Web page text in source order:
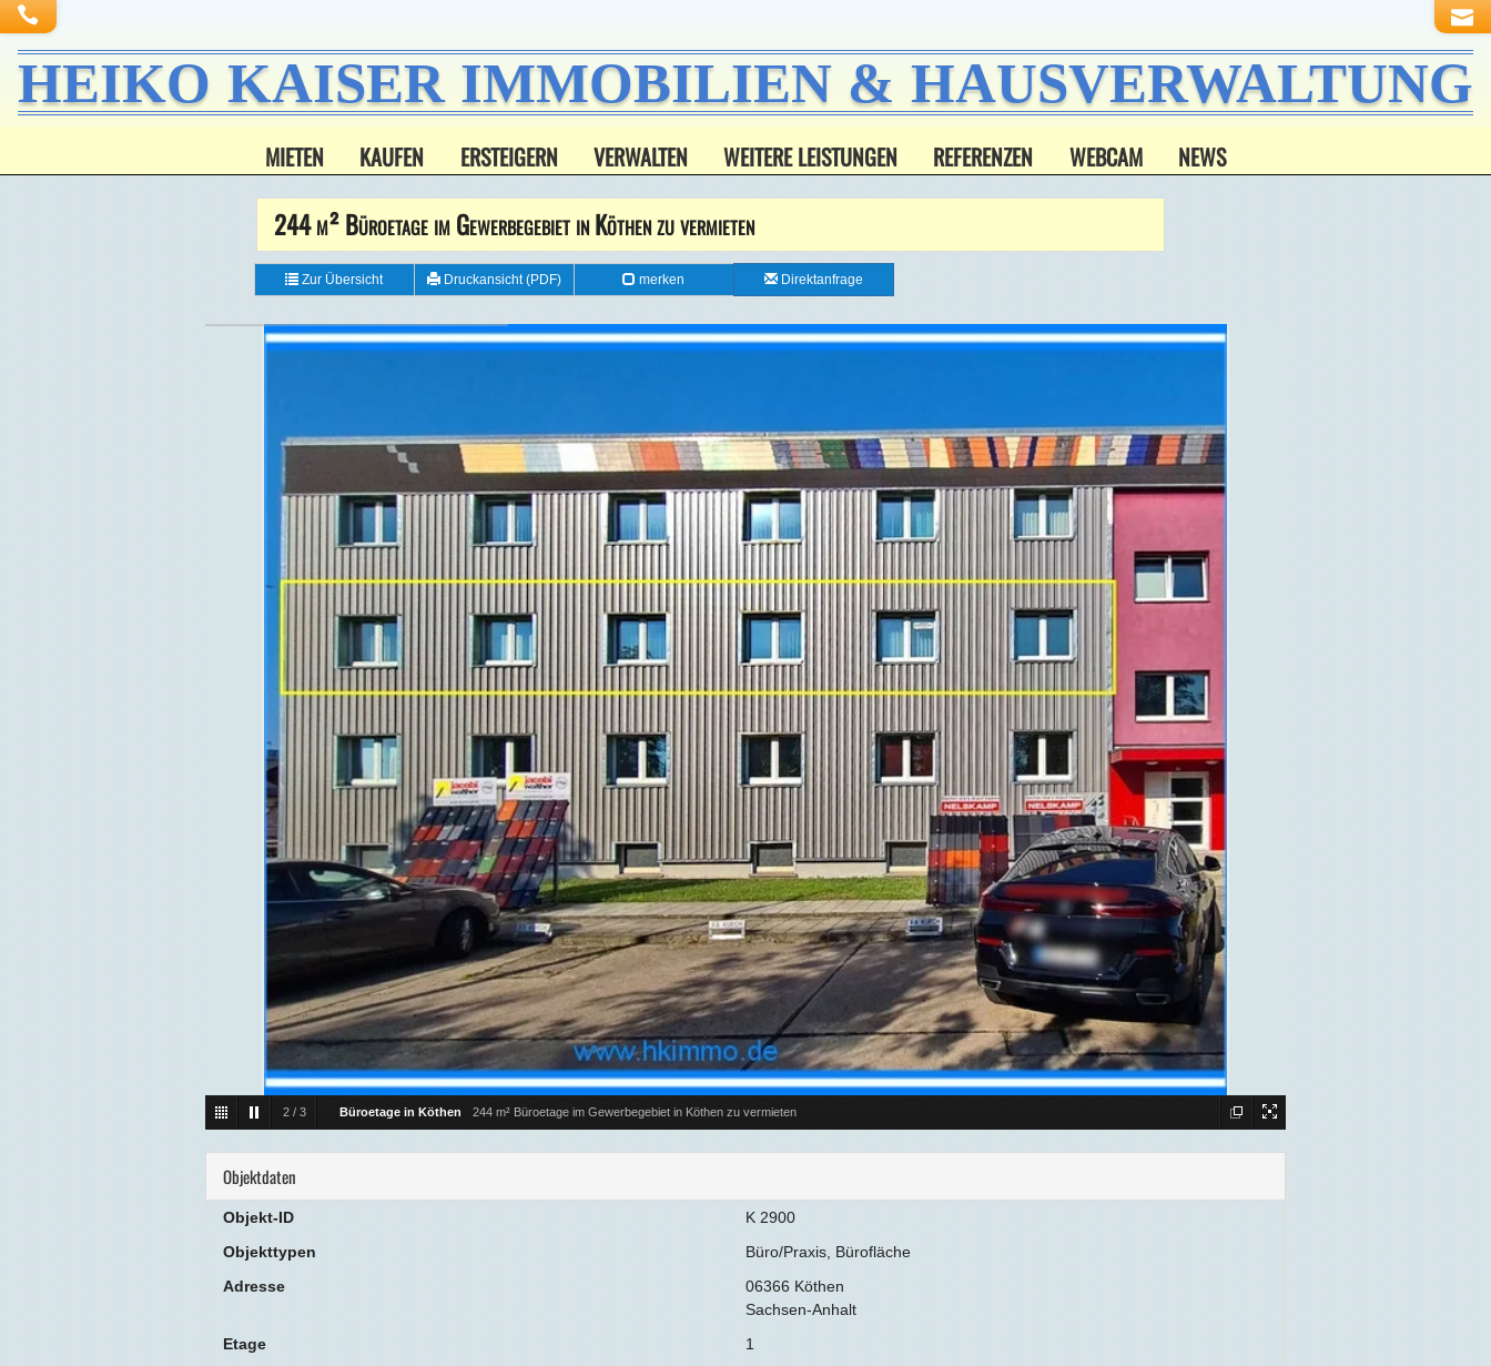
HEIKO KAISER IMMOBILIEN & HAUSVERWALTUNG
MIETEN KAUFEN ERSTEIGERN VERWALTEN WEITERE LEISTUNGEN REFERENZEN WEBCAM NEWS
244 m² Büroetage im Gewerbegebiet in Köthen zu vermieten
Zur Übersicht Druckansicht (PDF) merken Direktanfrage
2 / 3 Büroetage in Köthen 244 m² Büroetage im Gewerbegebiet in Köthen zu vermieten
Objektdaten
Objekt-ID
K 2900
Objekttypen
Büro/Praxis, Bürofläche
Adresse
06366 Köthen
Sachsen-Anhalt
Etage
1